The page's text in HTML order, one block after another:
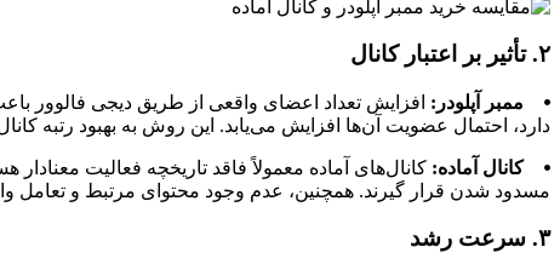
۲. تأثیر بر اعتبار کانال
⦁ ممبر آپلودر: افزایش تعداد اعضای واقعی از طریق دیجی فالوور
دارد، احتمال عضویت آن‌ها افزایش می‌یابد. این روش به بهبود رتبه
⦁ کانال آماده: کانال‌های آماده معمولاً فاقد تاریخچه فعالیت
مسدود شدن قرار گیرند. همچنین، عدم وجود محتوای مرتبط و تعامل
۳. سرعت رشد